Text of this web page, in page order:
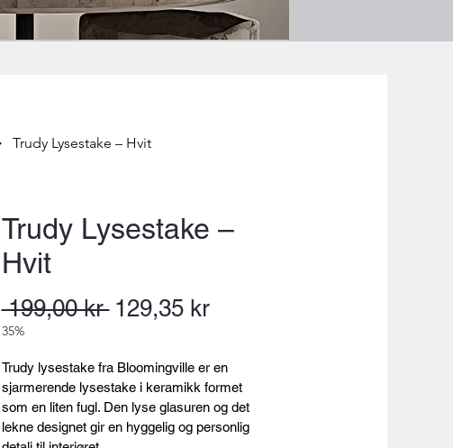
Trudy Lysestake – Hvit
Trudy Lysestake –
Hvit
199,00 kr Vanlig
129,35 krSalgspris
35%
Trudy lysestake fra Bloomingville er en
sjarmerende lysestake i keramikk formet
som en liten fugl. Den lyse glasuren og det
lekne designet gir en hyggelig og personlig